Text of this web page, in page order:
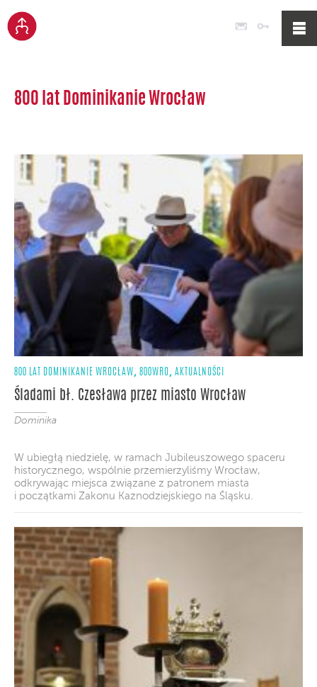
Poczta
800 lat Dominikanie Wrocław
800 LAT DOMINIKANIE WROCŁAW, 800WRO, AKTUALNOŚCI
Śladami bł. Czesława przez miasto Wrocław
Dominika
W ubiegłą niedzielę, w ramach Jubileuszowego spaceru
historycznego, wspólnie przemierzyliśmy Wrocław,
odkrywając miejsca związane z patronem miasta
i początkami Zakonu Kaznodziejskiego na Śląsku.